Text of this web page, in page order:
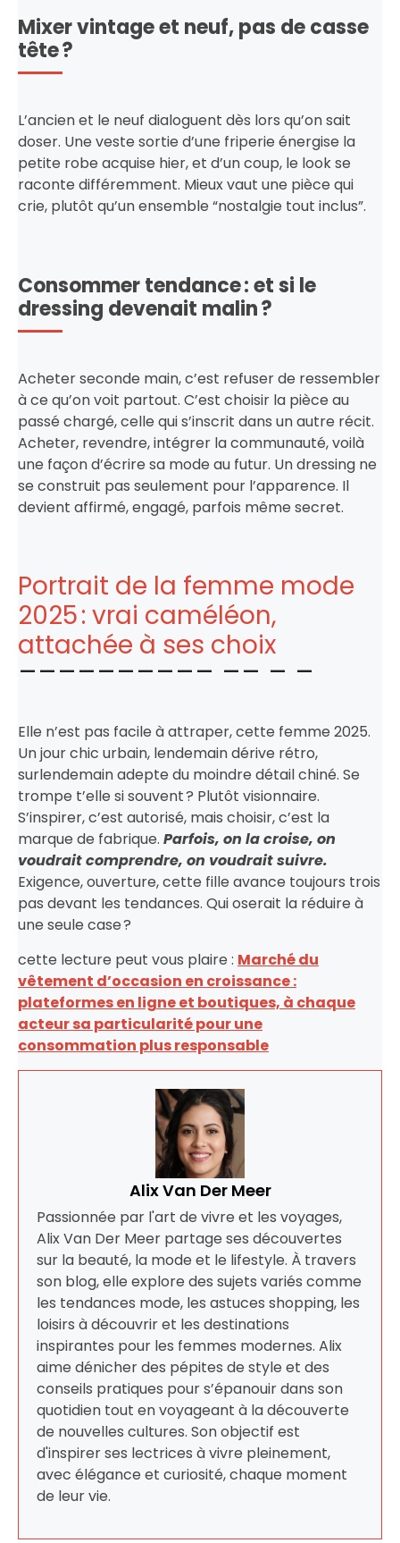
Mixer vintage et neuf, pas de casse
tête ?
L’ancien et le neuf dialoguent dès lors qu’on sait
doser. Une veste sortie d’une friperie énergise la
petite robe acquise hier, et d’un coup, le look se
raconte différemment. Mieux vaut une pièce qui
crie, plutôt qu’un ensemble “nostalgie tout inclus”.
Consommer tendance : et si le
dressing devenait malin ?
Acheter seconde main, c’est refuser de ressembler
à ce qu’on voit partout. C’est choisir la pièce au
passé chargé, celle qui s’inscrit dans un autre récit.
Acheter, revendre, intégrer la communauté, voilà
une façon d’écrire sa mode au futur. Un dressing ne
se construit pas seulement pour l’apparence. Il
devient affirmé, engagé, parfois même secret.
Portrait de la femme mode
2025 : vrai caméléon,
attachée à ses choix
Elle n’est pas facile à attraper, cette femme 2025.
Un jour chic urbain, lendemain dérive rétro,
surlendemain adepte du moindre détail chiné. Se
trompe t’elle si souvent ? Plutôt visionnaire.
S’inspirer, c’est autorisé, mais choisir, c’est la
marque de fabrique. Parfois, on la croise, on
voudrait comprendre, on voudrait suivre.
Exigence, ouverture, cette fille avance toujours trois
pas devant les tendances. Qui oserait la réduire à
une seule case ?
cette lecture peut vous plaire : Marché du
vêtement d’occasion en croissance :
plateformes en ligne et boutiques, à chaque
acteur sa particularité pour une
consommation plus responsable
Alix Van Der Meer
Passionnée par l'art de vivre et les voyages,
Alix Van Der Meer partage ses découvertes
sur la beauté, la mode et le lifestyle. À travers
son blog, elle explore des sujets variés comme
les tendances mode, les astuces shopping, les
loisirs à découvrir et les destinations
inspirantes pour les femmes modernes. Alix
aime dénicher des pépites de style et des
conseils pratiques pour s’épanouir dans son
quotidien tout en voyageant à la découverte
de nouvelles cultures. Son objectif est
d'inspirer ses lectrices à vivre pleinement,
avec élégance et curiosité, chaque moment
de leur vie.